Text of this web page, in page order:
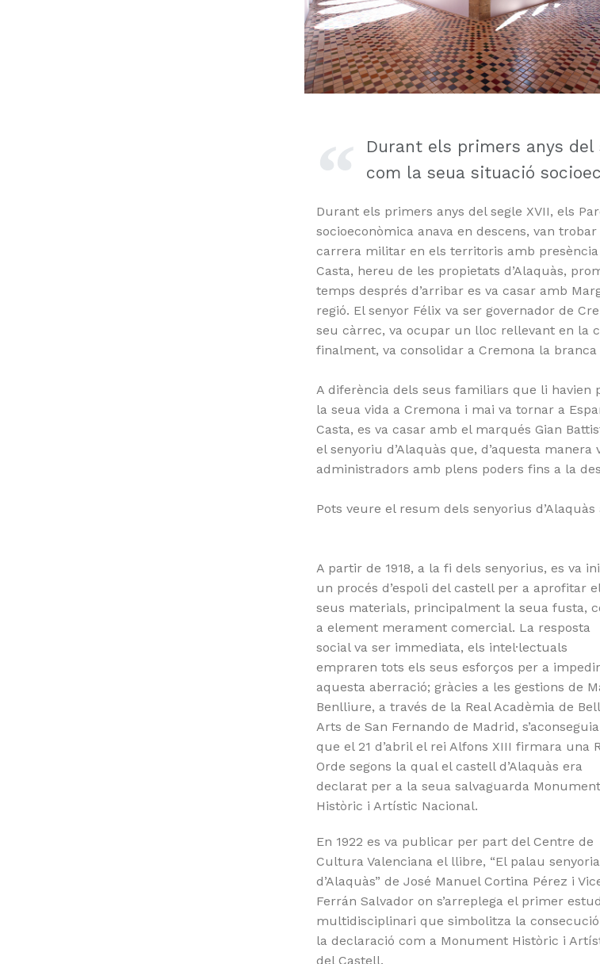
Durant els primers anys del
com la seua situació
Durant els primers anys del segle XVII, els
socioeconòmica anava en descens, van
carrera militar en els territoris amb
Casta, hereu de les propietats d’Alaquàs,
temps després d’arribar es va casar amb
regió. El senyor Félix va ser governador de
seu càrrec, va ocupar un lloc rellevant en la
finalment, va consolidar a Cremona la
A diferència dels seus familiars que li havien
la seua vida a Cremona i mai va tornar a
Casta, es va casar amb el marqués Gian
el senyoriu d’Alaquàs que, d’aquesta
administradors amb plens poders fins a la
Pots veure el resum dels senyorius
A partir de 1918, a la fi dels senyorius, es va
un procés d’espoli del castell per a aprofitar
seus materials, principalment la seua fusta,
a element merament comercial. La resposta
social va ser immediata, els intel·lectuals
empraren tots els seus esforços per a impedir
aquesta aberració; gràcies a les gestions de
Benlliure, a través de la Real Acadèmia de
Arts de San Fernando de Madrid, s’aconseguia
que el 21 d’abril el rei Alfons XIII firmara una
Orde segons la qual el castell d’Alaquàs era
declarat per a la seua salvaguarda Monument
Històric i Artístic Nacional.
En 1922 es va publicar per part del Centre de
Cultura Valenciana el llibre, “El palau
d’Alaquàs” de José Manuel Cortina Pérez i
Ferrán Salvador on s’arreplega el primer
multidisciplinari que simbolitza la
la declaració com a Monument Històric i
del Castell.